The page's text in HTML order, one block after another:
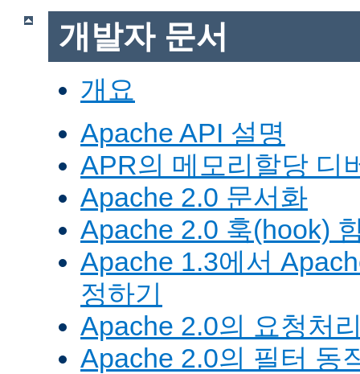
개발자 문서
개요
Apache API 설명
APR의 메모리할당 디
Apache 2.0 문서화
Apache 2.0 훅(hook)
Apache 1.3에서
정하기
Apache 2.0의 요청처
Apache 2.0의 필터 동